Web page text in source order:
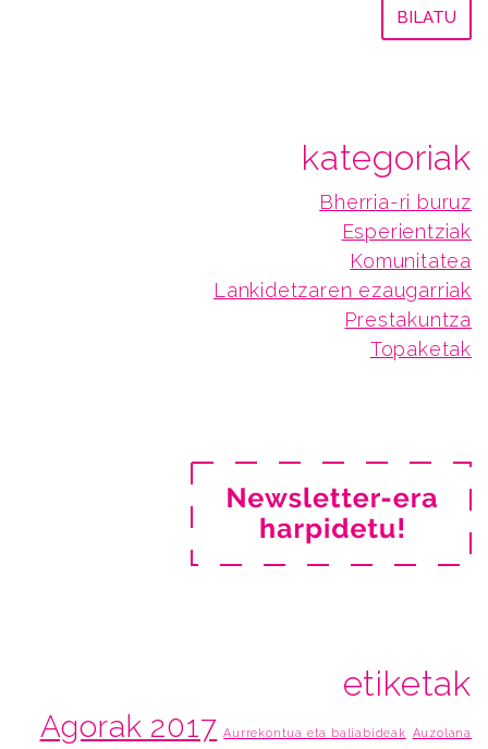
kategoriak
Bherria-ri buruz
Esperientziak
Komunitatea
Lankidetzaren ezaugarriak
Prestakuntza
Topaketak
etiketak
Agorak 2017 Aurrekontua eta baliabideak Auzolana